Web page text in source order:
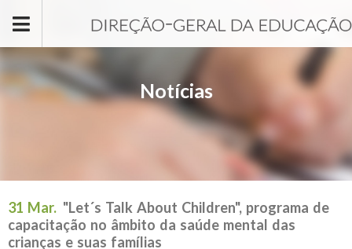
Notícias
31 Mar. "Let´s Talk About Children", programa de
capacitação no âmbito da saúde mental das
crianças e suas famílias